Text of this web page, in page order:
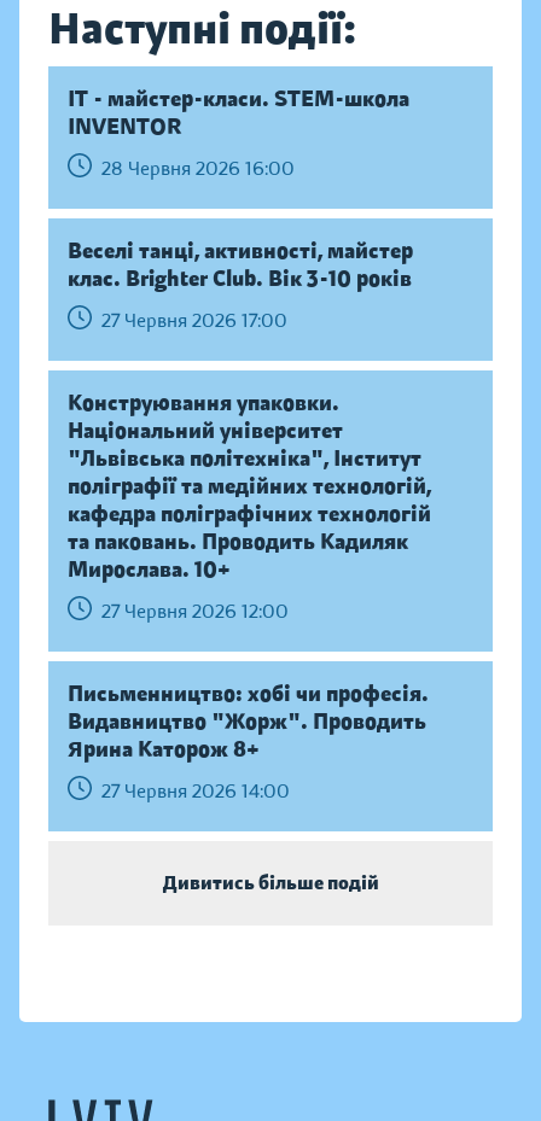
Наступні події:
IT - майстер-класи. STEM-школа
INVENTOR
28 Червня 2026 16:00
Веселі танці, активності, майстер
клас. Brighter Club. Вік 3-10 років
27 Червня 2026 17:00
Конструювання упаковки.
Національний університет
"Львівська політехніка", Інститут
поліграфії та медійних технологій,
кафедра поліграфічних технологій
та паковань. Проводить Кадиляк
Мирослава. 10+
27 Червня 2026 12:00
Письменництво: хобі чи професія.
Видавництво "Жорж". Проводить
Ярина Каторож 8+
27 Червня 2026 14:00
Дивитись більше подій